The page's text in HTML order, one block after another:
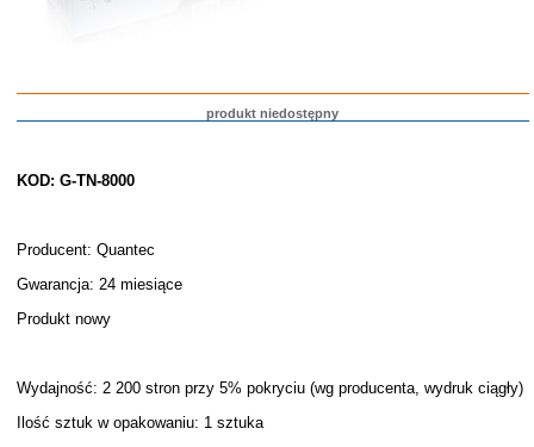
produkt niedostępny
KOD: G-TN-8000
Producent: Quantec
Gwarancja: 24 miesiące
Produkt nowy
Wydajność: 2 200 stron przy 5% pokryciu (wg producenta, wydruk ciągły)
Ilość sztuk w opakowaniu: 1 sztuka